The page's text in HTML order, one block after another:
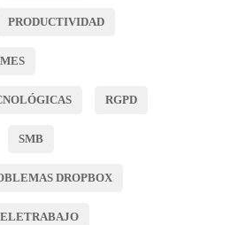
PRODUCTIVIDAD
RGPD
SMB
DROPBOX